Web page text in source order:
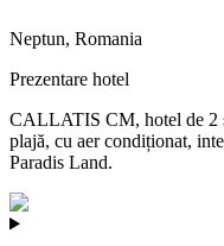
Neptun, Romania
Prezentare hotel
CALLATIS CM, hotel de 2
plajă, cu aer condiționat,
Paradis Land.